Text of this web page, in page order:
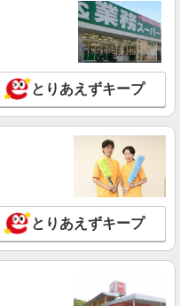
給 ※試用期間なし ※雇用期間
※給与幅は経験・能力による
奈川区子安通3
詳細を見る
】 時給：1,500円〜1,700円
用期間
奈川区亀住町1
とりあえずキープ
とりあえずキープ